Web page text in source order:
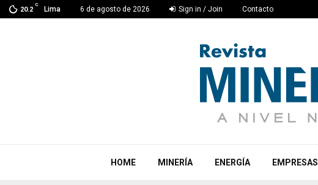
20.2
C
Lima 6 de agosto de 2026 Sign in / Join Contacto
HOME MINERÍA ENERGÍA EMPRESAS